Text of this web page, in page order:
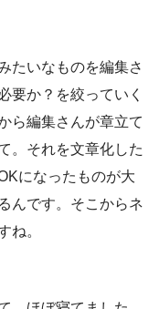
たいなものを編集さ
要か？を絞っていく
ら編集さんが章立て
。それを文章化した
になったものが大
んです。そこからネ
ね。